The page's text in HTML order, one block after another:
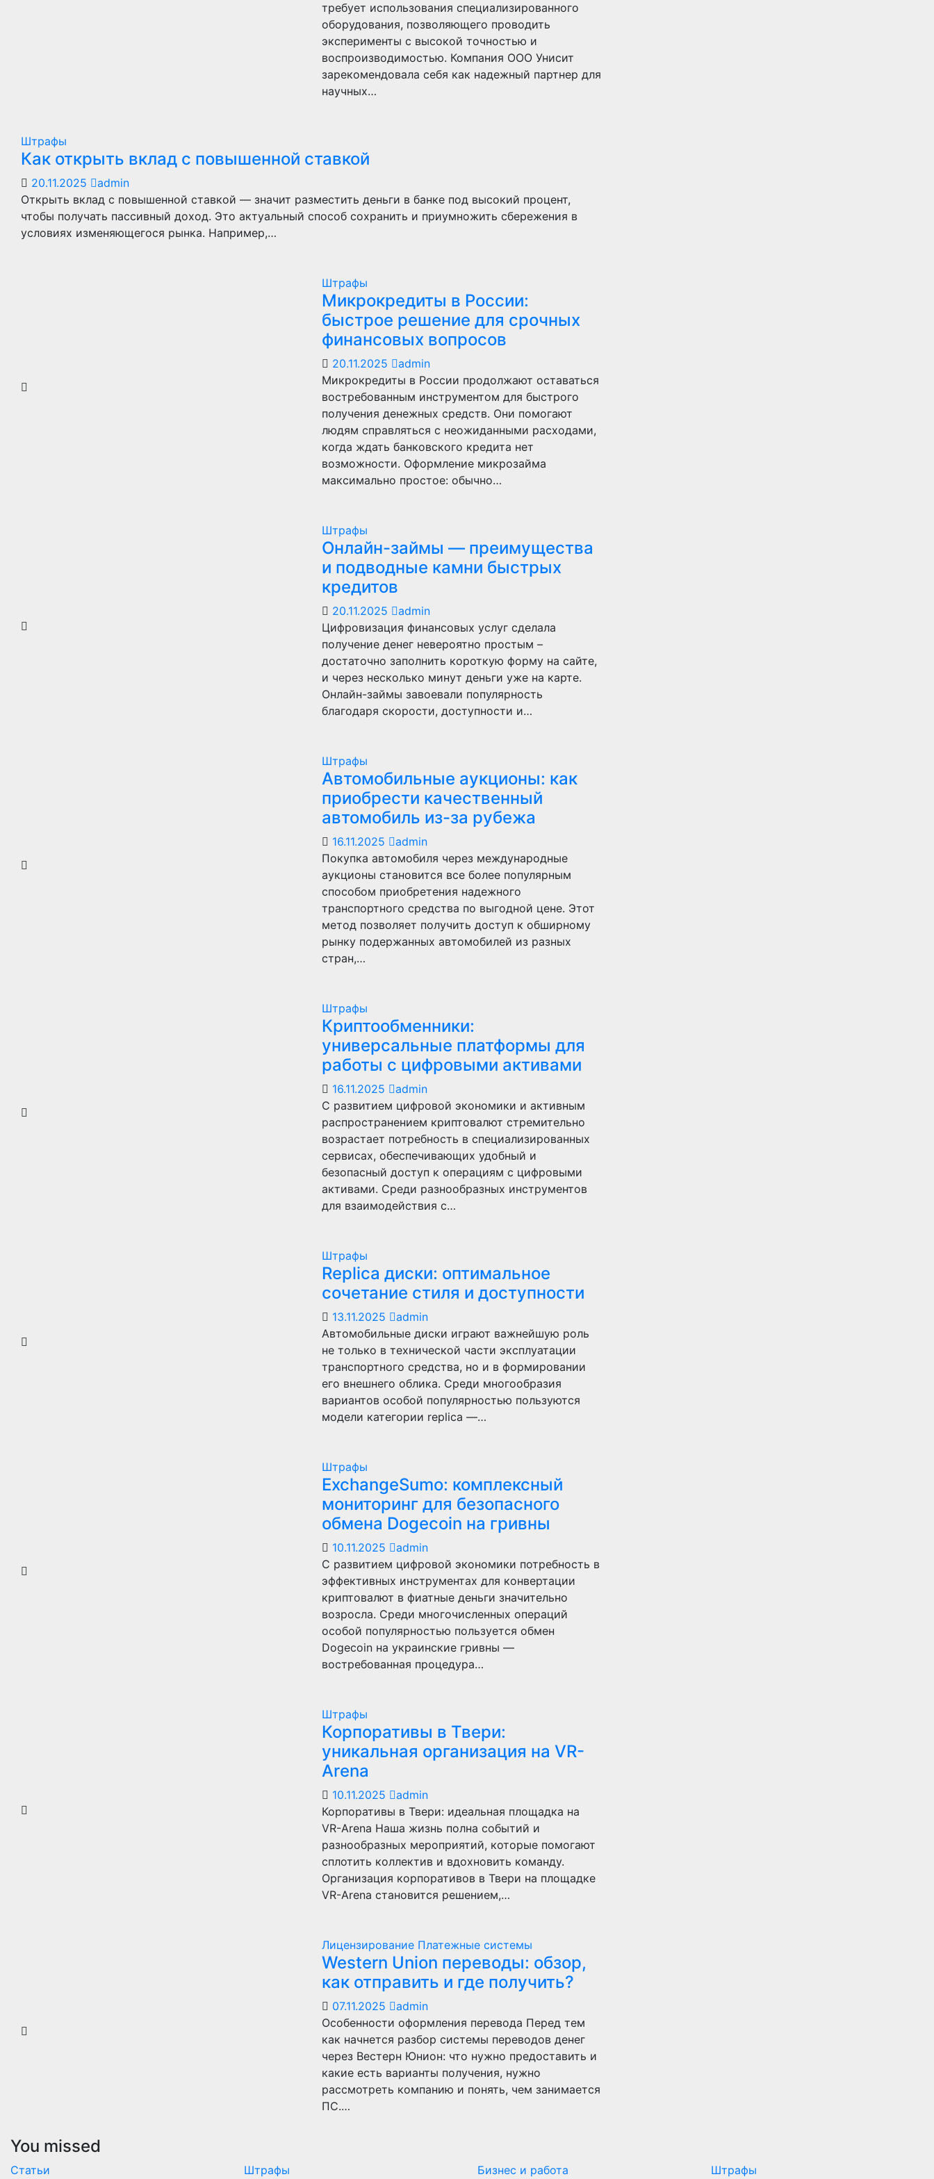
требует использования специализированного
оборудования, позволяющего проводить
эксперименты с высокой точностью и
воспроизводимостью. Компания ООО Унисит
зарекомендовала себя как надежный партнер для
научных…
Штрафы
Как открыть вклад с повышенной ставкой
20.11.2025
admin
Открыть вклад с повышенной ставкой — значит разместить деньги в банке под высокий процент,
чтобы получать пассивный доход. Это актуальный способ сохранить и приумножить сбережения в
условиях изменяющегося рынка. Например,…
Штрафы
Микрокредиты в России:
быстрое решение для срочных
финансовых вопросов
20.11.2025
admin
Микрокредиты в России продолжают оставаться
востребованным инструментом для быстрого
получения денежных средств. Они помогают
людям справляться с неожиданными расходами,
когда ждать банковского кредита нет
возможности. Оформление микрозайма
максимально простое: обычно…
Штрафы
Онлайн-займы — преимущества
и подводные камни быстрых
кредитов
20.11.2025
admin
Цифровизация финансовых услуг сделала
получение денег невероятно простым –
достаточно заполнить короткую форму на сайте,
и через несколько минут деньги уже на карте.
Онлайн-займы завоевали популярность
благодаря скорости, доступности и…
Штрафы
Автомобильные аукционы: как
приобрести качественный
автомобиль из-за рубежа
16.11.2025
admin
Покупка автомобиля через международные
аукционы становится все более популярным
способом приобретения надежного
транспортного средства по выгодной цене. Этот
метод позволяет получить доступ к обширному
рынку подержанных автомобилей из разных
стран,…
Штрафы
Криптообменники:
универсальные платформы для
работы с цифровыми активами
16.11.2025
admin
С развитием цифровой экономики и активным
распространением криптовалют стремительно
возрастает потребность в специализированных
сервисах, обеспечивающих удобный и
безопасный доступ к операциям с цифровыми
активами. Среди разнообразных инструментов
для взаимодействия с…
Штрафы
Replica диски: оптимальное
сочетание стиля и доступности
13.11.2025
admin
Автомобильные диски играют важнейшую роль
не только в технической части эксплуатации
транспортного средства, но и в формировании
его внешнего облика. Среди многообразия
вариантов особой популярностью пользуются
модели категории replica —…
Штрафы
ExchangeSumo: комплексный
мониторинг для безопасного
обмена Dogecoin на гривны
10.11.2025
admin
С развитием цифровой экономики потребность в
эффективных инструментах для конвертации
криптовалют в фиатные деньги значительно
возросла. Среди многочисленных операций
особой популярностью пользуется обмен
Dogecoin на украинские гривны —
востребованная процедура…
Штрафы
Корпоративы в Твери:
уникальная организация на VR-
Arena
10.11.2025
admin
Корпоративы в Твери: идеальная площадка на
VR-Arena Наша жизнь полна событий и
разнообразных мероприятий, которые помогают
сплотить коллектив и вдохновить команду.
Организация корпоративов в Твери на площадке
VR-Arena становится решением,…
Лицензирование Платежные системы
Western Union переводы: обзор,
как отправить и где получить?
07.11.2025
admin
Особенности оформления перевода Перед тем
как начнется разбор системы переводов денег
через Вестерн Юнион: что нужно предоставить и
какие есть варианты получения, нужно
рассмотреть компанию и понять, чем занимается
ПС.…
You missed
Статьи Штрафы Бизнес и работа Штрафы